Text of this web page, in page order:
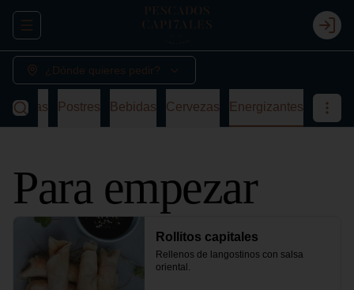
Abrir menu de navegación Login
¿Dónde quieres pedir?
Sopas Postres Bebidas Cervezas Energizantes
Para empezar
Rollitos capitales
Rellenos de langostinos con salsa
oriental.